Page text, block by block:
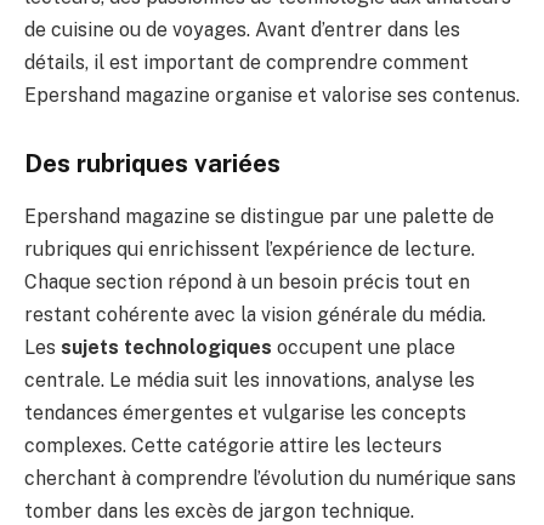
de cuisine ou de voyages. Avant d’entrer dans les
détails, il est important de comprendre comment
Epershand magazine organise et valorise ses contenus.
Des rubriques variées
Epershand magazine se distingue par une palette de
rubriques qui enrichissent l’expérience de lecture.
Chaque section répond à un besoin précis tout en
restant cohérente avec la vision générale du média.
Les sujets technologiques occupent une place
centrale. Le média suit les innovations, analyse les
tendances émergentes et vulgarise les concepts
complexes. Cette catégorie attire les lecteurs
cherchant à comprendre l’évolution du numérique sans
tomber dans les excès de jargon technique.